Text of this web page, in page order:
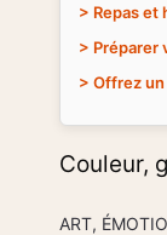
Couleur,
ART,
> Repas et
> Préparer
> Offrez